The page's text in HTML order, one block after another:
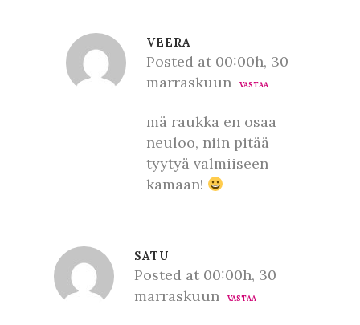
VEERA
Posted at 00:00h, 30
marraskuun
VASTAA
mä raukka en osaa
neuloo, niin pitää
tyytyä valmiiseen
kamaan!
SATU
Posted at 00:00h, 30
marraskuun
VASTAA